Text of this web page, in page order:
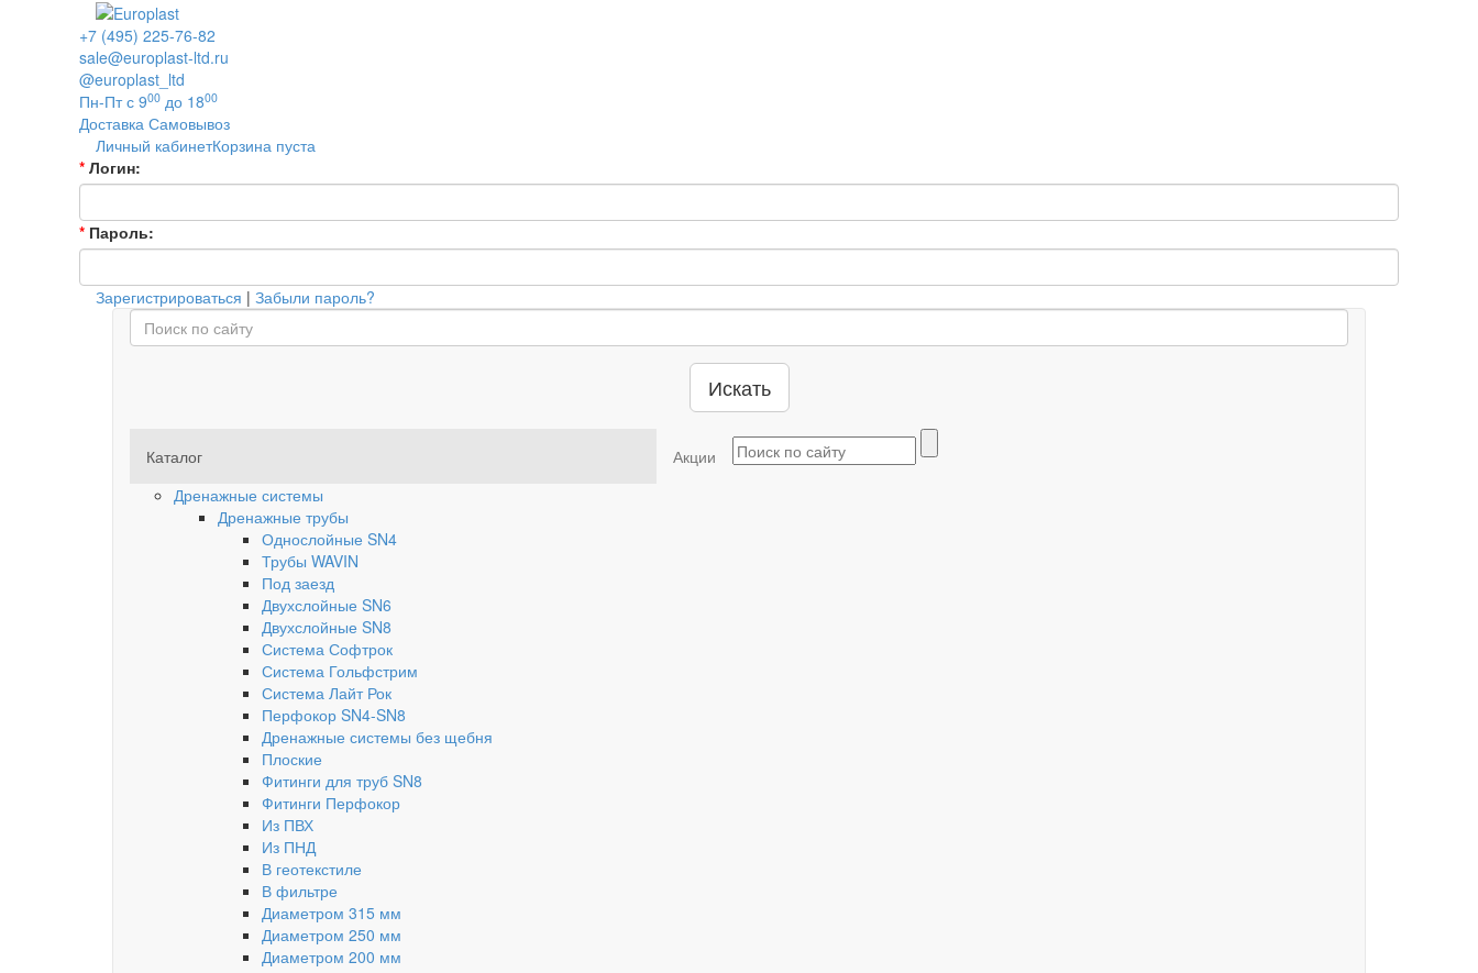
+7 (495) 225-76-82
sale@europlast-ltd.ru
@europlast_ltd
Пн-Пт с 900 до 1800
Доставка Самовывоз
Личный кабинетКорзина пуста
* Логин:
* Пароль:
Зарегистрироваться | Забыли пароль?
Искать
Каталог
Дренажные системы
Дренажные трубы
Однослойные SN4
Трубы WAVIN
Под заезд
Двухслойные SN6
Двухслойные SN8
Система Софтрок
Система Гольфстрим
Система Лайт Рок
Перфокор SN4-SN8
Дренажные системы без щебня
Плоские
Фитинги для труб SN8
Фитинги Перфокор
Из ПВХ
Из ПНД
В геотекстиле
В фильтре
Диаметром 315 мм
Диаметром 250 мм
Диаметром 200 мм
Акции